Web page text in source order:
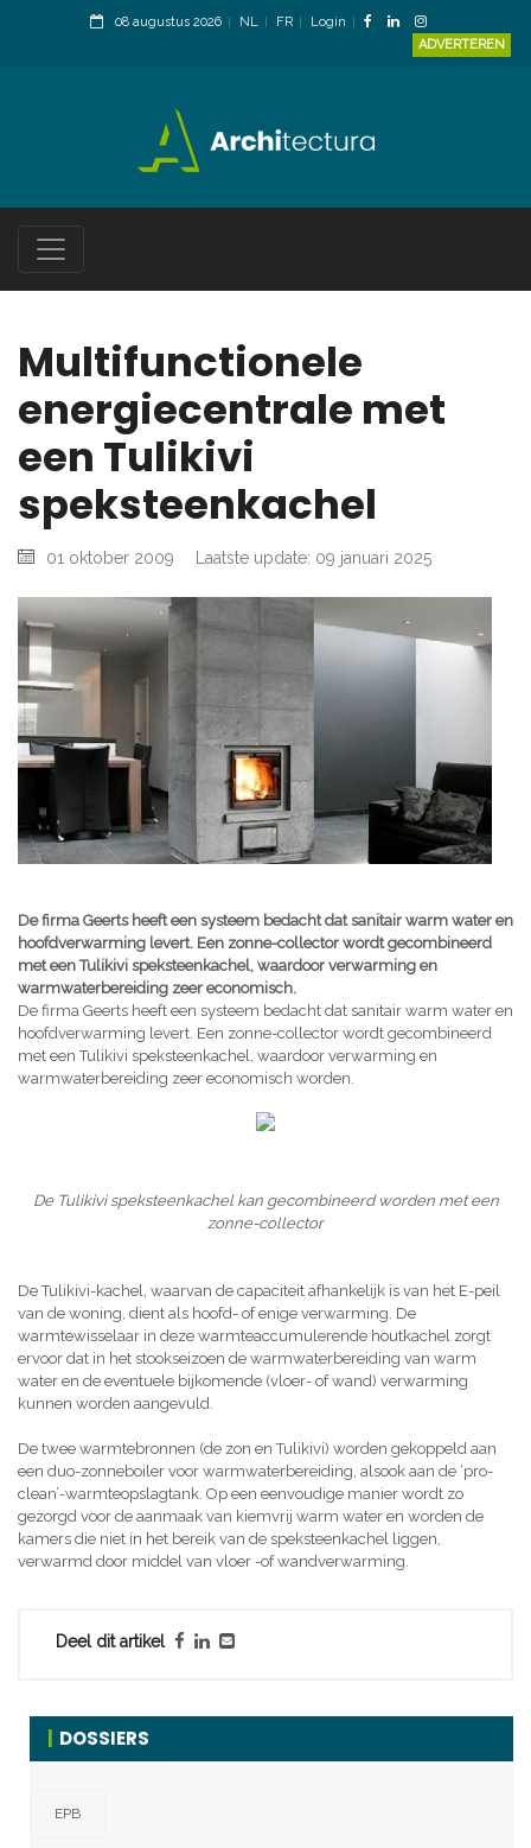
08 augustus 2026 NL FR
Login
ADVERTEREN
Multifunctionele
energiecentrale met
een Tulikivi
speksteenkachel
01 oktober 2009 Laatste update: 09 januari 2025
De firma Geerts heeft een systeem bedacht dat sanitair warm water en
hoofdverwarming levert. Een zonne-collector wordt gecombineerd
met een Tulikivi speksteenkachel, waardoor verwarming en
warmwaterbereiding zeer economisch.
De firma Geerts heeft een systeem bedacht dat sanitair warm water en
hoofdverwarming levert. Een zonne-collector wordt gecombineerd
met een Tulikivi speksteenkachel, waardoor verwarming en
warmwaterbereiding zeer economisch worden.
De Tulikivi speksteenkachel kan gecombineerd worden met een
zonne-collector
De Tulikivi-kachel, waarvan de capaciteit afhankelijk is van het E-peil
van de woning, dient als hoofd- of enige verwarming. De
warmtewisselaar in deze warmteaccumulerende houtkachel zorgt
ervoor dat in het stookseizoen de warmwaterbereiding van warm
water en de eventuele bijkomende (vloer- of wand) verwarming
kunnen worden aangevuld.
De twee warmtebronnen (de zon en Tulikivi) worden gekoppeld aan
een duo-zonneboiler voor warmwaterbereiding, alsook aan de ‘pro-
clean’-warmteopslagtank. Op een eenvoudige manier wordt zo
gezorgd voor de aanmaak van kiemvrij warm water en worden de
kamers die niet in het bereik van de speksteenkachel liggen,
verwarmd door middel van vloer -of wandverwarming.
Deel dit artikel
DOSSIERS
EPB